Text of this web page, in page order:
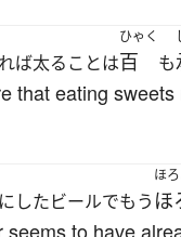
ば太ることは
ひゃく
百 も
that eating
にしたビールでもう
ほ
ほ
seems to have